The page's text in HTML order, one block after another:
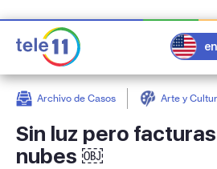
Archivo de Casos Arte y
Sin luz pero
nubes ￼
post